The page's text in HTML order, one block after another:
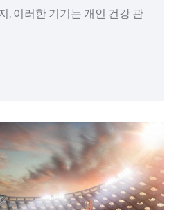
, 이러한 기기는 개인 건강 관